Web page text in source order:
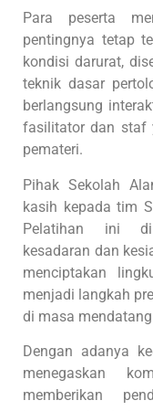
Para peserta
pentingnya tetap
kondisi darurat,
teknik dasar
berlangsung
fasilitator dan staf
pemateri.
Pihak Sekolah
kasih kepada tim
Pelatihan ini
kesadaran dan
menciptakan
menjadi langkah
di masa
Dengan adanya
menegaskan
memberikan